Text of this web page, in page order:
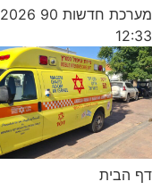
מערכת חדשות 90
12:33
דף הבית